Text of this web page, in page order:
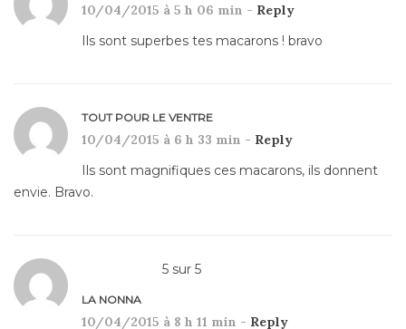
10/04/2015 à 5 h 06 min - Reply
Ils sont superbes tes macarons ! bravo
TOUT POUR LE VENTRE
10/04/2015 à 6 h 33 min - Reply
Ils sont magnifiques ces macarons, ils donnent
envie. Bravo.
5 sur 5
LA NONNA
10/04/2015 à 8 h 11 min - Reply